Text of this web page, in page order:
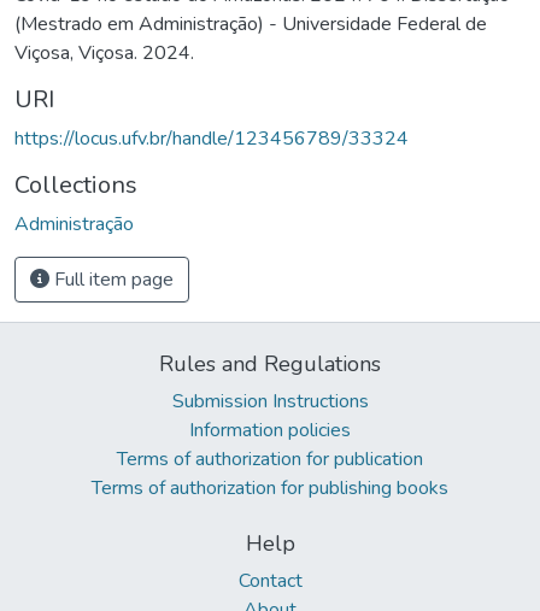
(Mestrado em Administração) - Universidade Federal de
Viçosa, Viçosa. 2024.
URI
https://locus.ufv.br/handle/123456789/33324
Collections
Administração
Full item page
Rules and Regulations
Submission Instructions
Information policies
Terms of authorization for publication
Terms of authorization for publishing books
Help
Contact